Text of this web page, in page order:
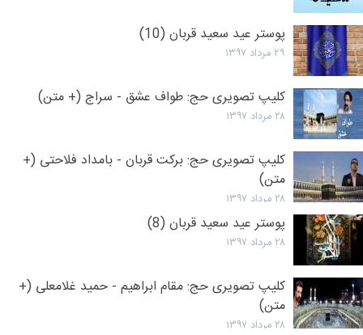
پوستر عید سعید قربان (10)
۲۹ مرداد ۱۳۹۷
کلیپ تصویری حج: طواف عشق - سراج (+ متن)
۲۸ مرداد ۱۳۹۷
کلیپ تصویری حج: برکت قربان - بامداد فلاحتی (+
متن)
۲۸ مرداد ۱۳۹۷
پوستر عید سعید قربان (8)
۲۸ مرداد ۱۳۹۷
کلیپ تصویری حج: مقام ابراهیم - حمید غلامعلی (+
متن)
۲۸ مرداد ۱۳۹۷